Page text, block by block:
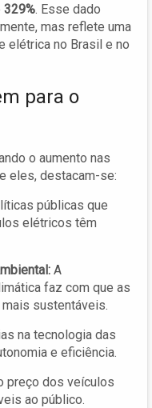
329%. Esse dado
mas reflete uma
elétrica no Brasil e no
para o
o aumento nas
eles, destacam-se:
públicas que
elétricos têm
A
faz com que as
sustentáveis.
na tecnologia das
e eficiência.
preço dos veículos
ao público.